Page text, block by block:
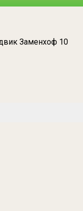
Заменхоф 10